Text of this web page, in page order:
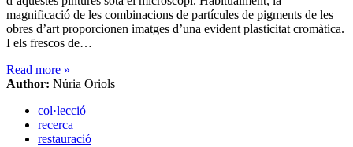
magnificació de les combinacions de partícules de pigments de les
obres d’art proporcionen imatges d’una evident plasticitat cromàtica.
I els frescos de…
Read more »
Author: Núria Oriols
col·lecció
recerca
restauració